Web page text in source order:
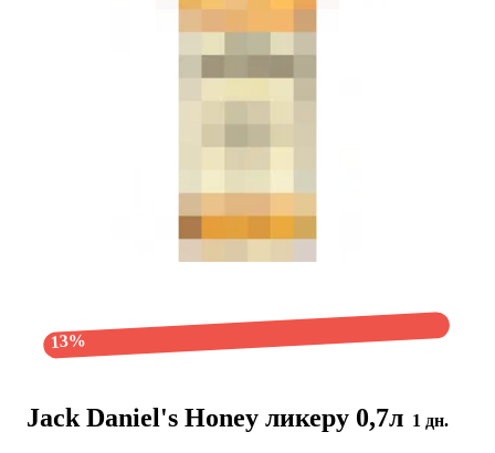
Jack Daniel's Honey ликеру 0,7л 1 дн.
13%